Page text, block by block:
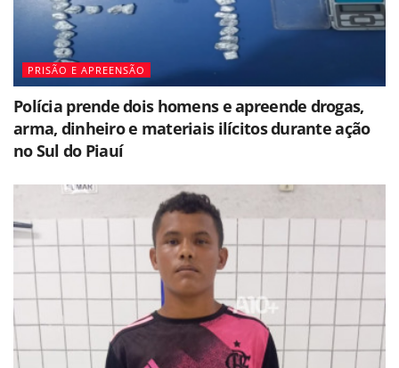
PRISÃO E APREENSÃO
Polícia prende dois homens e apreende drogas,
arma, dinheiro e materiais ilícitos durante ação
no Sul do Piauí